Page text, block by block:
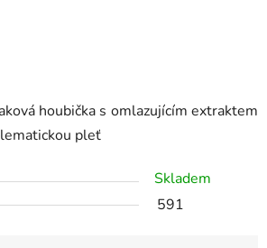
houbička s omlazujícím extraktem
pleť
Skladem
591